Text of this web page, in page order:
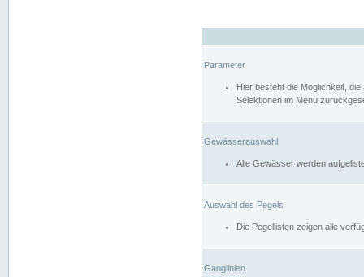
Parameter
Hier besteht die Möglichkeit,
Selektionen im Menü
Gewässerauswahl
Alle Gewässer werden
Auswahl des Pegels
Die Pegellisten zeigen alle
Ganglinien